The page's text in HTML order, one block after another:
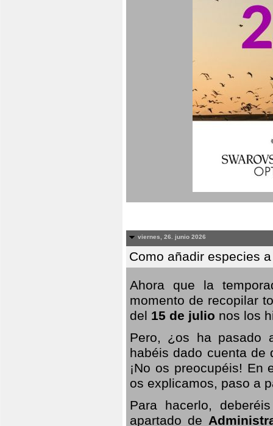
viernes, 26. junio 2026
Como añadir especies
Ahora que la
momento de recopilar
del 15 de julio nos los
Pero, ¿os ha pasado
habéis dado cuenta de
¡No os preocupéis!
os explicamos, paso a
Para hacerlo,
apartado de